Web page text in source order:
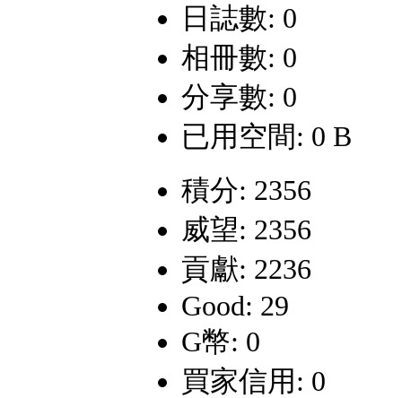
日誌數: 0
相冊數: 0
分享數: 0
已用空間: 0 B
積分: 2356
威望: 2356
貢獻: 2236
Good: 29
G幣: 0
買家信用: 0